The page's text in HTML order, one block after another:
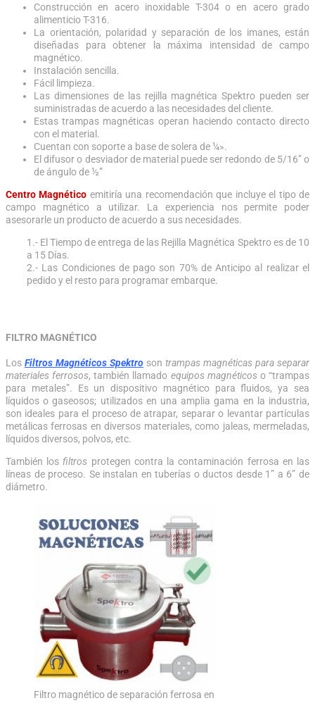
Construcción en acero inoxidable T-304 o en acero grado
alimenticio T-316.
La orientación, polaridad y separación de los imanes, están
diseñadas para obtener la máxima intensidad de campo
magnético.
Instalación sencilla.
Fácil limpieza.
Las dimensiones de las rejilla magnética Spektro pueden ser
suministradas de acuerdo a las necesidades del cliente.
Estas trampas magnéticas operan haciendo contacto directo
con el material.
Cuentan con soporte a base de solera de ¼».
El difusor o desviador de material puede ser redondo de 5/16” o
de ángulo de ½”
Centro Magnético emitiría una recomendación que incluye el tipo de
campo magnético a utilizar. La experiencia nos permite poder
asesorarle un producto de acuerdo a sus necesidades.
1.- El Tiempo de entrega de las Rejilla Magnética Spektro es de 10
a 15 Días.
2.- Las Condiciones de pago son 70% de Anticipo al realizar el
pedido y el resto para programar embarque.
FILTRO MAGNÉTICO
Los Filtros Magnéticos Spektro son trampas magnéticas para separar
materiales ferrosos, también llamado equipos magnéticos o “trampas
para metales”. Es un dispositivo magnético para fluidos, ya sea
líquidos o gaseosos; utilizados en una amplia gama en la industria,
son ideales para el proceso de atrapar, separar o levantar partículas
metálicas ferrosas en diversos materiales, como jaleas, mermeladas,
líquidos diversos, polvos, etc.
También losfiltros protegen contra la contaminación ferrosa en las
líneas de proceso. Se instalan en tuberías o ductos desde 1” a 6” de
diámetro.
Filtro magnético de separación ferrosa en